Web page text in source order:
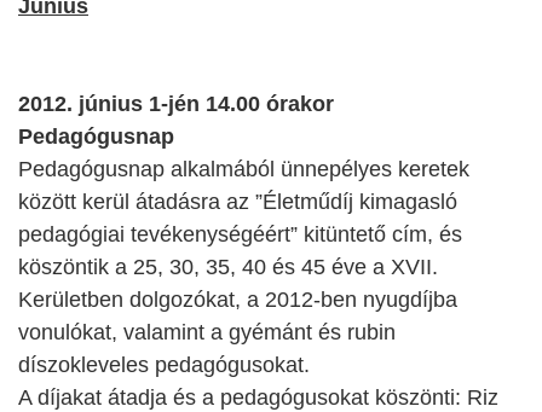
Június
2012. június 1-jén 14.00 órakor
Pedagógusnap
Pedagógusnap alkalmából ünnepélyes keretek
között kerül átadásra az ”Életműdíj kimagasló
pedagógiai tevékenységéért” kitüntető cím, és
köszöntik a 25, 30, 35, 40 és 45 éve a XVII.
Kerületben dolgozókat, a 2012-ben nyugdíjba
vonulókat, valamint a gyémánt és rubin
díszokleveles pedagógusokat.
A díjakat átadja és a pedagógusokat köszönti: Riz